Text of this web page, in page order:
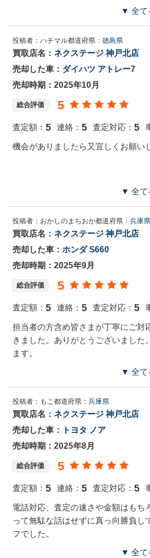
管している実家まで査定に来て下さ
みで時間を取られず良かったです。
された陸送業者さんが、実家まで一
て帰られ無事に売却する事が出来ま
額の入金までスムーズにお取引で完
かりました。またの機会にご縁があ
▼ 全て
投稿者：ハチマル都道府県： 徳島県
買取店名： ネクステージ 神戸北店
売却した車： ダイハツ アトレー7
売却時期：2025年10月
総合評価 5
査定額： 5 連絡： 5 査定対応： 5
機会がありましたら又宜しくお願い
▼ 全て
投稿者：おかしのまちおか都道府県： 兵庫県
買取店名： ネクステージ 神戸北店
売却した車： ホンダ S660
売却時期：2025年9月
総合評価 5
査定額： 5 連絡： 5 査定対応： 5
担当者の方含め皆さまが丁寧にご対
きました。ありがとうございました
ます。
▼ 全て
投稿者：もこ 都道府県： 兵庫県
買取店名： ネクステージ 神戸北店
売却した車：
トヨタ ノア
売却時期：2025年8月
総合評価 5
査定額： 5 連絡： 5 査定対応： 5
電話対応、査定の速さや金額はもち
って無駄な話はせずに真っ向勝負し
フでした。
▼ 全て